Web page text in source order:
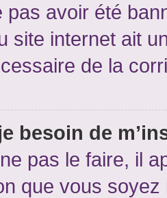
pas avoir été
site internet ait
de la
besoin de
pas le faire, il
que vous